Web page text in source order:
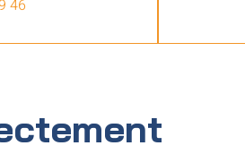
46